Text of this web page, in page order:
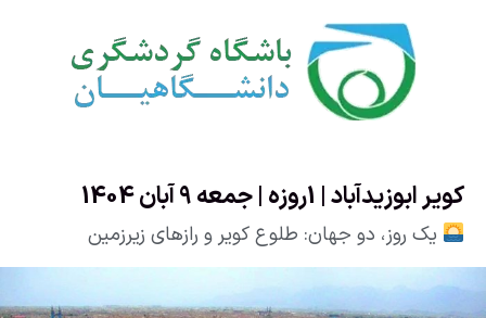
کویر ابوزیدآباد | 1روزه | جمعه 9 آبان 1404
یک روز، دو جهان: طلوع کویر و رازهای زیرزمین